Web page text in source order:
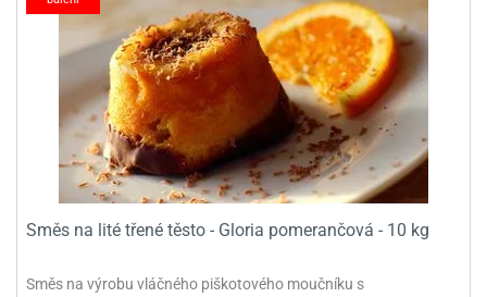
Směs na lité třené těsto - Gloria pomerančová - 10 kg
Směs na výrobu vláčného piškotového moučníku s